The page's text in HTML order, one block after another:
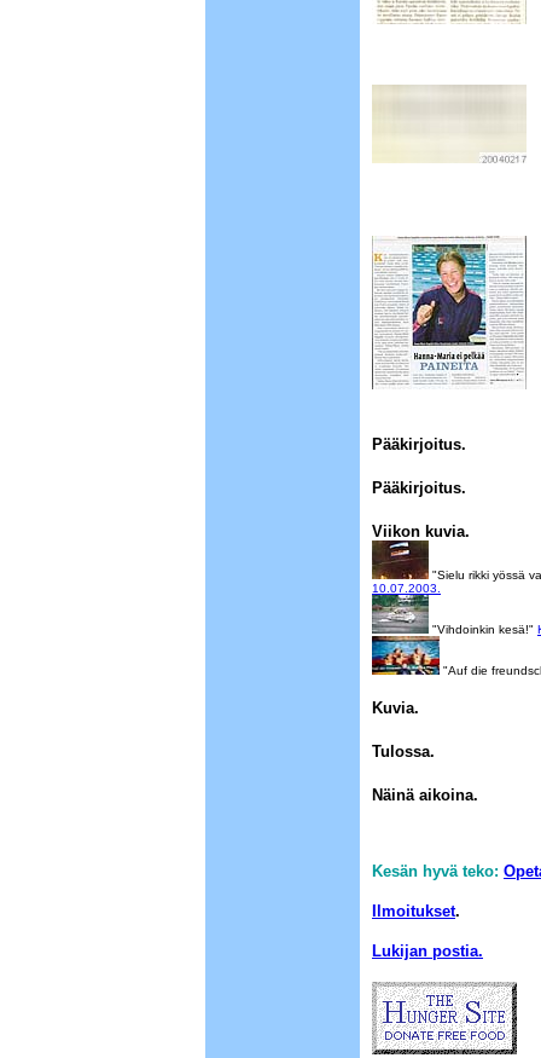
Pääkirjoitus.
Pääkirjoitus.
Viikon kuvia.
"Sielu rikki yössä
10.07.2003.
"Vihdoinkin kesä!"
"Auf die
Kuvia.
Tulossa.
Näinä aikoina.
Kesän hyvä teko:
Ilmoitukset.
Lukijan postia.